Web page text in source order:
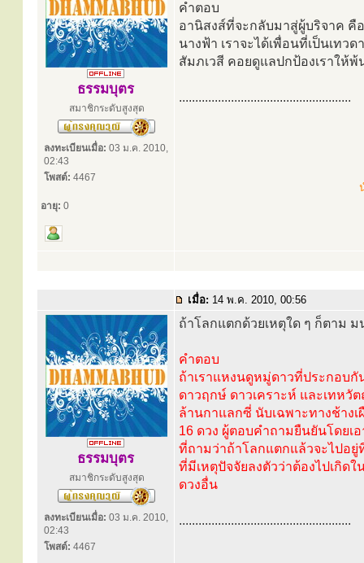
ธรรมบุตร
สมาชิกระดับสูงสุด
ลงทะเบียนเมื่อ: 03 ม.ค. 2010,
02:43
โพสต์: 4467
อายุ: 0
คำตอบ
อานิสงส์ที่จะกลับมาสู่ผู้บริจาค คื
นางฟ้า เราจะได้เพื่อนที่เป็นเท
สัมภเวสี คอยดูแลปกป้องเราให้
.....................................................
เมื่อ: 14 พ.ค. 2010, 00:56
ธรรมบุตร
สมาชิกระดับสูงสุด
ลงทะเบียนเมื่อ: 03 ม.ค. 2010,
02:43
โพสต์: 4467
ถ้าโลกแตกด้วยเหตุใด ๆ ก็ตาม
คำตอบ
ถ้าเราแหงนดูหมู่ดาวที่ประกอบกั
ดาวฤกษ์ ดาวเคราะห์ และเทห
ล้านกาแลกซี่ นับเฉพาะทางช้าง
16 ดวง ผู้ตอบคำถามยืนยันโดยเ
ที่ถามว่าถ้าโลกแตกแล้วจะไปอยู่
ที่มีเหตุปัจจัยลงตัวว่าต้องไปเกิ
ดวงอื่น
.....................................................